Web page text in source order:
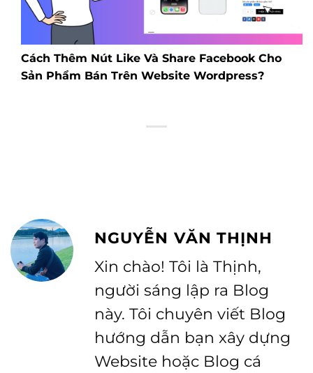
Cách Thêm Nút Like Và Share Facebook Cho
Sản Phẩm Bán Trên Website Wordpress?
NGUYỄN VĂN THỊNH
Xin chào! Tôi là Thịnh,
người sáng lập ra Blog
này. Tôi chuyên viết Blog
hướng dẫn bạn xây dựng
Website hoặc Blog cá